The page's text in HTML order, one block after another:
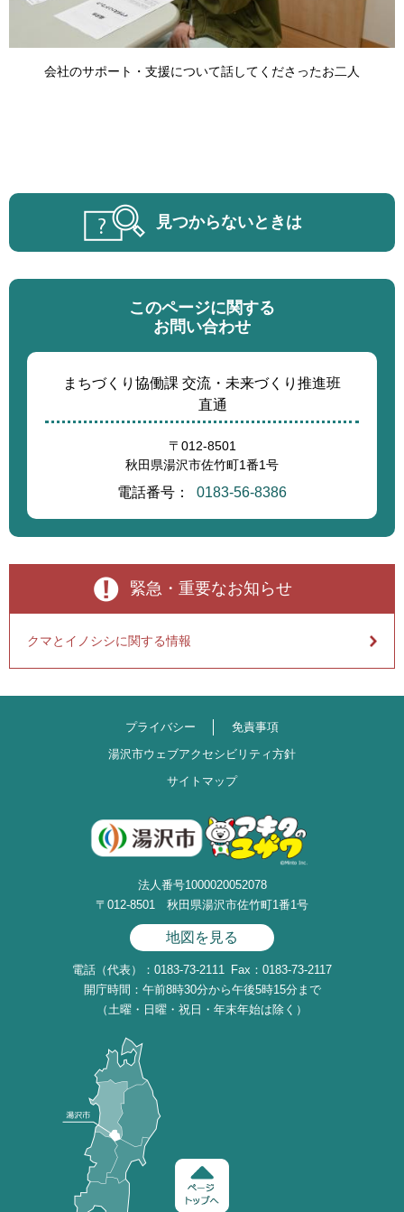
会社のサポート・支援について話してくださったお二人
見つからないときは
このページに関する
お問い合わせ
まちづくり協働課 交流・未来づくり推進班
直通
〒012-8501
秋田県湯沢市佐竹町1番1号
電話番号： 0183-56-8386
緊急・重要なお知らせ
クマとイノシシに関する情報
プライバシー
免責事項
湯沢市ウェブアクセシビリティ方針
サイトマップ
法人番号1000020052078
〒012-8501 秋田県湯沢市佐竹町1番1号
地図を見る
電話（代表）：0183-73-2111 Fax：0183-73-2117
開庁時間：午前8時30分から午後5時15分まで
（土曜・日曜・祝日・年末年始は除く）